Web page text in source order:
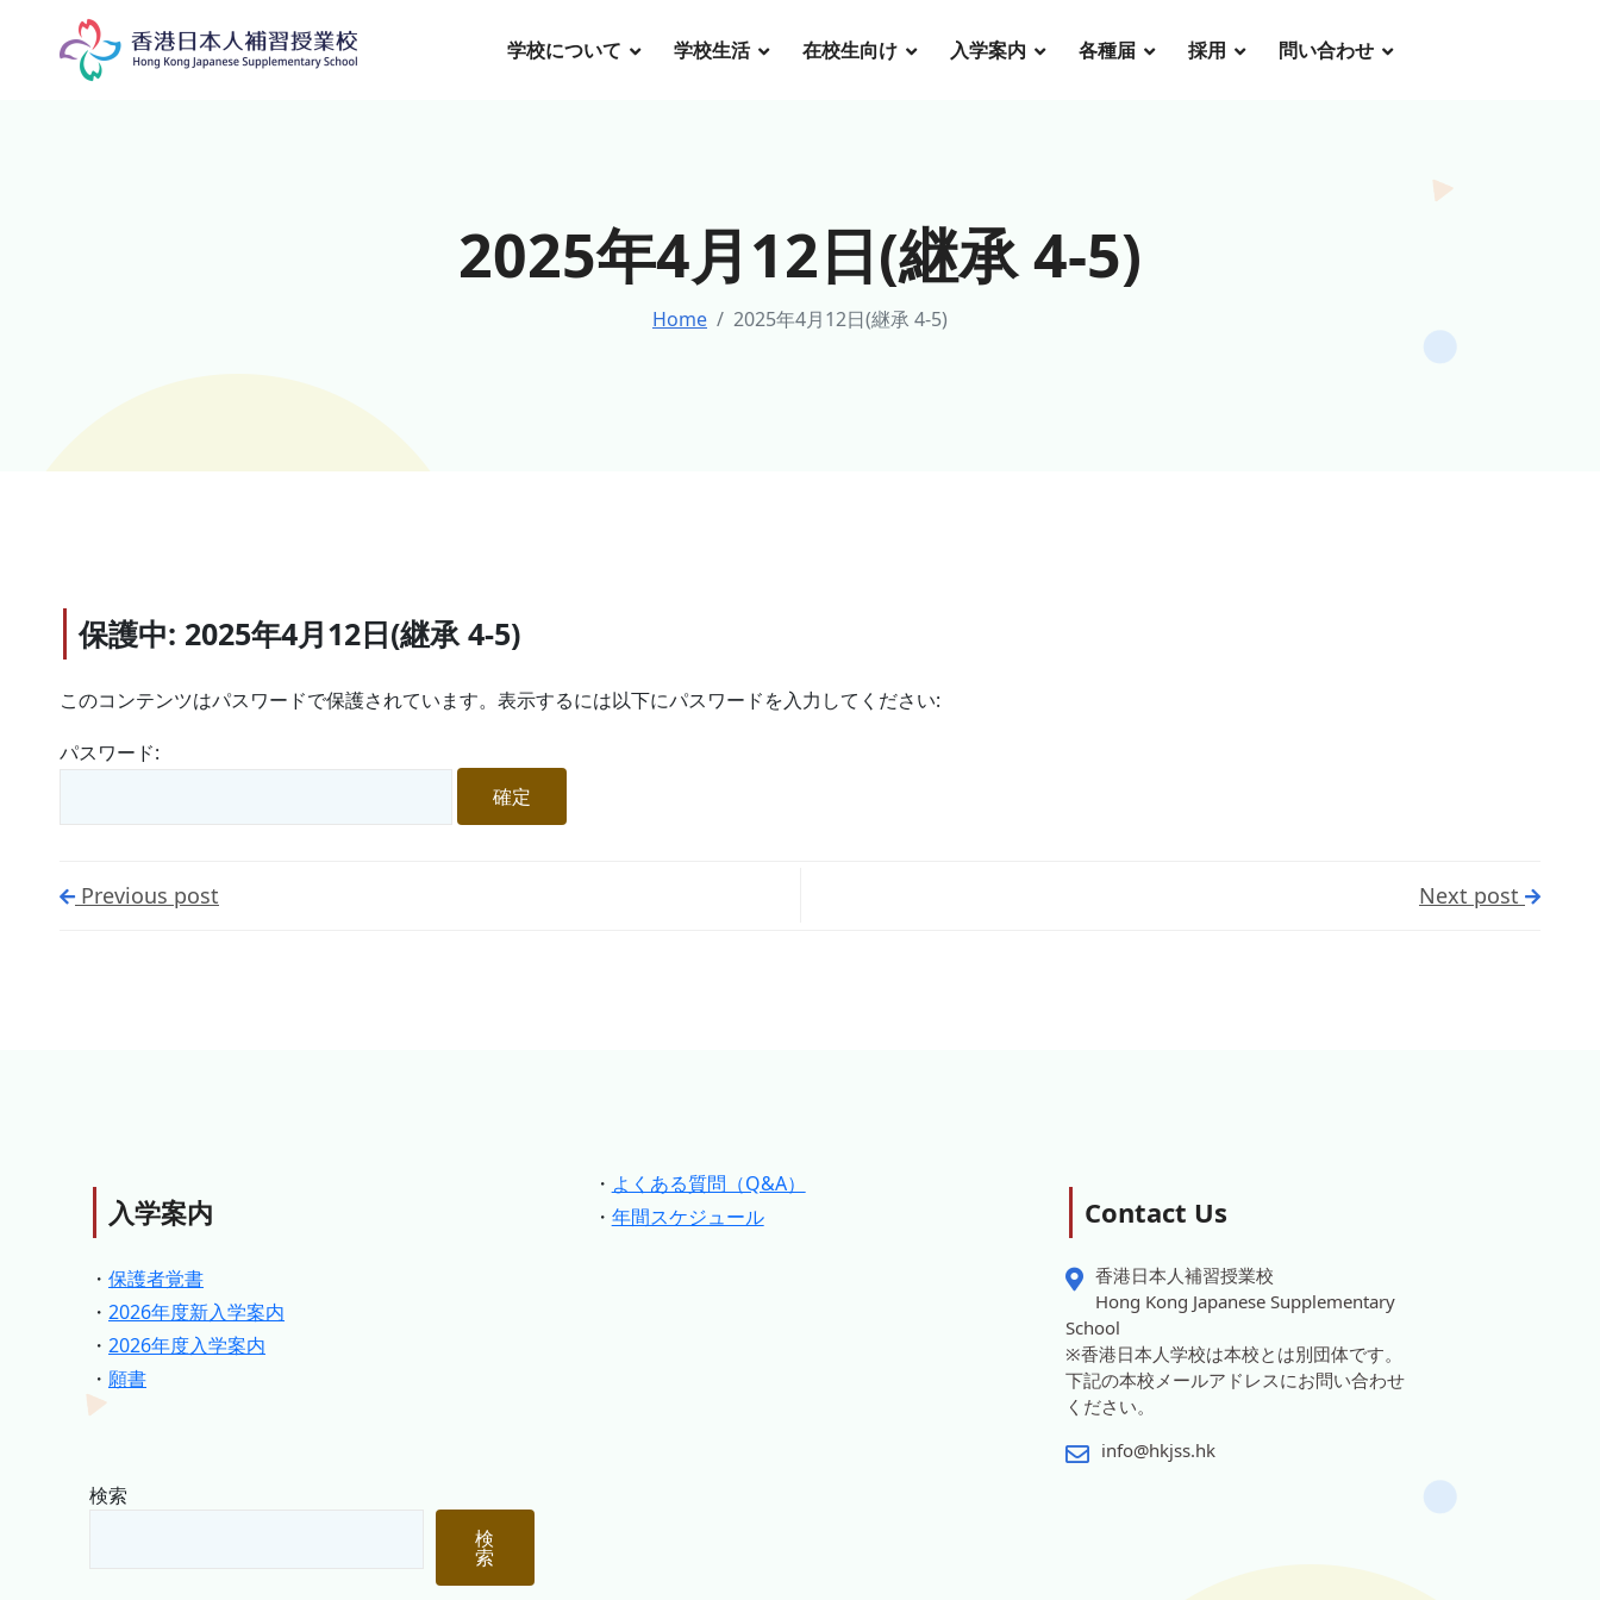
学校について 学校生活 在校生向け 入学案内 各種届 採用 問い合わせ
2025年4月12日(継承 4-5)
Home 2025年4月12日(継承 4-5)
保護中: 2025年4月12日(継承 4-5)
このコンテンツはパスワードで保護されています。表示するには以下にパスワードを入力してください:
パスワード:
Previous post Next post
入学案内
・ 保護者覚書
・ 2026年度新入学案内
・ 2026年度入学案内
・ 願書
・ よくある質問（Q&A）
・ 年間スケジュール Contact Us
香港日本人補習授業校
Hong Kong Japanese Supplementary
School
※香港日本人学校は本校とは別団体です。
下記の本校メールアドレスにお問い合わせ
ください。
info@hkjss.hk
検索
検
索